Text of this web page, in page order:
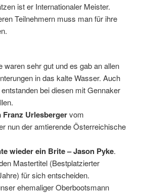
ist er Internationaler Meister.
Teilnehmern muss man für ihre
waren sehr gut und es gab an allen
in das kalte Wasser. Auch
bei diesen mit Gennaker
Franz Urlesbergervom
nun der amtierende Österreichische
wieder ein Brite – Jason Pyke.
Mastertitel (Bestplatzierter
für sich entscheiden.
ehemaliger Oberbootsmann